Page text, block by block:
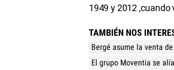
1949 y 2012 ,cuando
TAMBIÉN NOS
Bergé asume la venta
El grupo Moventia se